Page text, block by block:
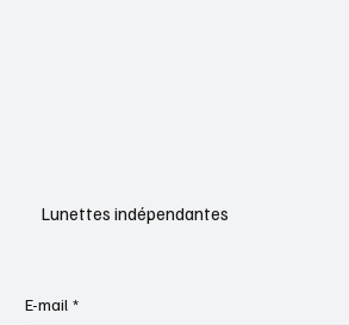
Lunettes indépendantes
E-mail *